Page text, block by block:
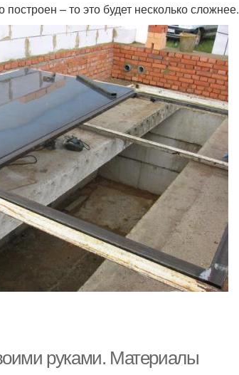
– то это будет несколько сложнее.
руками. Материалы